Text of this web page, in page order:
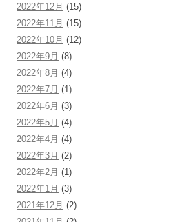
2022年12月 (15)
2022年11月 (15)
2022年10月 (12)
2022年9月 (8)
2022年8月 (4)
2022年7月 (1)
2022年6月 (3)
2022年5月 (4)
2022年4月 (4)
2022年3月 (2)
2022年2月 (1)
2022年1月 (3)
2021年12月 (2)